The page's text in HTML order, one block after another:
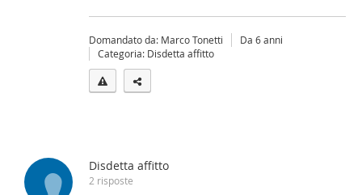
Domandato da: Marco Tonetti
Da 6 anni
Categoria: Disdetta affitto
Disdetta affitto
2 risposte